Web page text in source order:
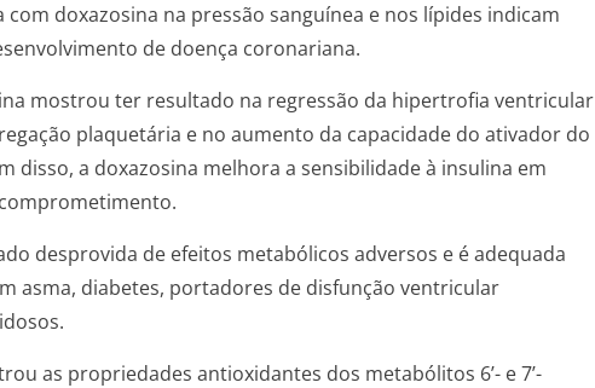
doxazosina na pressão sanguínea e nos lípides indicam
de doença coronariana.
mostrou ter resultado na regressão da hipertrofia ventricular
plaquetária e no aumento da capacidade do ativador do
disso, a doxazosina melhora a sensibilidade à insulina em
desprovida de efeitos metabólicos adversos e é adequada
asma, diabetes, portadores de disfunção ventricular
as propriedades antioxidantes dos metabólitos 6’- e 7’-